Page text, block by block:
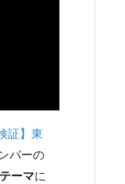
証】東
バーの
ーマに